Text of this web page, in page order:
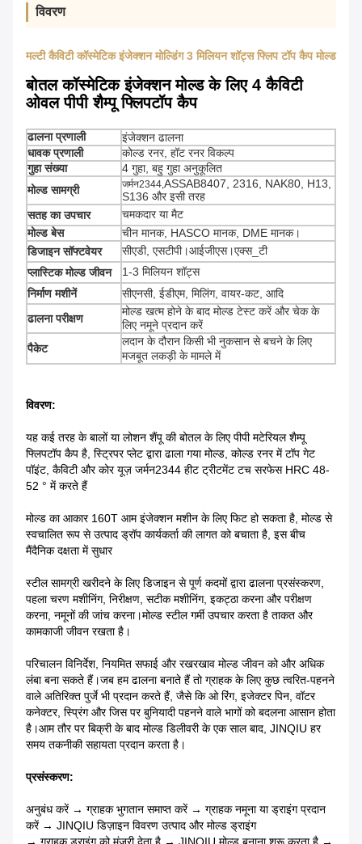
विवरण
मल्टी कैविटी कॉस्मेटिक इंजेक्शन मोल्डिंग 3 मिलियन शॉट्स फ्लिप टॉप कैप मोल्ड
बोतल कॉस्मेटिक इंजेक्शन मोल्ड के लिए 4 कैविटी
ओवल पीपी शैम्पू फ्लिपटॉप कैप
ढालना प्रणाली
इंजेक्शन ढालना
धावक प्रणाली
कोल्ड रनर, हॉट रनर विकल्प
गुहा संख्या
4 गुहा, बहु गुहा अनुकूलित
मोल्ड सामग्री
जर्मन2344,ASSAB8407, 2316, NAK80, H13,
S136 और इसी तरह
सतह का उपचार
चमकदार या मैट
मोल्ड बेस
चीन मानक, HASCO मानक, DME मानक।
डिजाइन सॉफ्टवेयर
सीएडी, एसटीपी।आईजीएस।एक्स_टी
प्लास्टिक मोल्ड जीवन
1-3 मिलियन शॉट्स
निर्माण मशीनें
सीएनसी, ईडीएम, मिलिंग, वायर-कट, आदि
ढालना परीक्षण
मोल्ड खत्म होने के बाद मोल्ड टेस्ट करें और चेक के
लिए नमूने प्रदान करें
पैकेट
लदान के दौरान किसी भी नुकसान से बचने के लिए
मजबूत लकड़ी के मामले में
विवरण:
यह कई तरह के बालों या लोशन शैंपू की बोतल के लिए पीपी मटेरियल शैम्पू
फ्लिपटॉप कैप है, स्ट्रिपर प्लेट द्वारा ढाला गया मोल्ड, कोल्ड रनर में टॉप गेट
पॉइंट, कैविटी और कोर यूज़ जर्मन2344 हीट ट्रीटमेंट टच सरफेस HRC 48-
52 ° में करते हैं
मोल्ड का आकार 160T आम इंजेक्शन मशीन के लिए फिट हो सकता है, मोल्ड से
स्वचालित रूप से उत्पाद ड्रॉप कार्यकर्ता की लागत को बचाता है, इस बीच
मैंदैनिक दक्षता में सुधार
स्टील सामग्री खरीदने के लिए डिजाइन से पूर्ण कदमों द्वारा ढालना प्रसंस्करण,
पहला चरण मशीनिंग, निरीक्षण, सटीक मशीनिंग, इकट्ठा करना और परीक्षण
करना, नमूनों की जांच करना।मोल्ड स्टील गर्मी उपचार करता है ताकत और
कामकाजी जीवन रखता है।
परिचालन विनिर्देश, नियमित सफाई और रखरखाव मोल्ड जीवन को और अधिक
लंबा बना सकते हैं।जब हम ढालना बनाते हैं तो ग्राहक के लिए कुछ त्वरित-पहनने
वाले अतिरिक्त पुर्जे भी प्रदान करते हैं, जैसे कि ओ रिंग, इजेक्टर पिन, वॉटर
कनेक्टर, स्प्रिंग और जिस पर बुनियादी पहनने वाले भागों को बदलना आसान होता
है।आम तौर पर बिक्री के बाद मोल्ड डिलीवरी के एक साल बाद, JINQIU हर
समय तकनीकी सहायता प्रदान करता है।
प्रसंस्करण:
अनुबंध करें → ग्राहक भुगतान समाप्त करें → ग्राहक नमूना या ड्राइंग प्रदान
करें → JINQIU डिज़ाइन विवरण उत्पाद और मोल्ड ड्राइंग